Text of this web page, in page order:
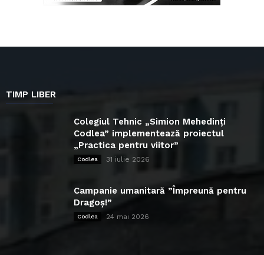
TIMP LIBER
Colegiul Tehnic „Simion Mehedinți
Codlea” implementează proiectul
„Practica pentru viitor”
Codlea 31 iulie 2026
Campanie umanitară ”Împreună pentru
Dragoș!”
Codlea 24 mai 2026